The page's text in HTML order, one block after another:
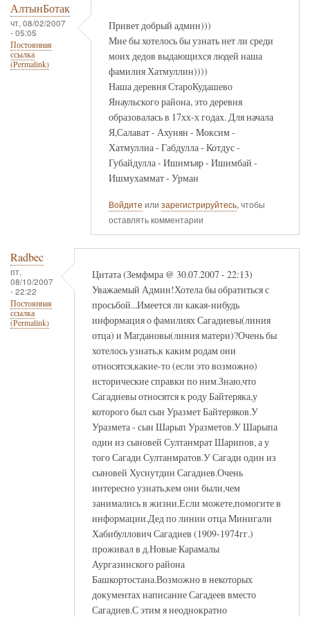
АлтынБотак
чт, 08/02/2007
- 05:05
Постоянная
ссылка
(Permalink)
Привет добрый админ)))
Мне бы хотелось бы узнать нет ли среди
моих дедов выдающихся людей наша
фамилия Хатмуллин))))
Наша деревня СтароКудашево
Янаульского района, это деревня
образовалась в 17хх-х годах. Для начала
Я,Салават - Ахунян - Моксим -
Хатмуллиа - Габдулла - Котдус -
Губайдулла - Ишимъяр - Ишимбай -
Ишмухаммат - Урман
Войдите или зарегистрируйтесь, чтобы
оставлять комментарии
Radbec
пт,
08/10/2007
- 22:22
Постоянная
ссылка
(Permalink)
Цитата (Земфмра @ 30.07.2007 - 22:13)
Уважаемый Админ!Хотела бы обратиться с
просьбой...Имеется ли какая-нибудь
информация о фамилиях Сагадиевы(линия
отца) и Магдановы(линия матери)?Очень бы
хотелось узнать,к каким родам они
относятся,какие-то (если это возможно)
исторические справки по ним.Знаю,что
Сагадиевы относятся к роду Байтеряка,у
которого был сын Уразмет Байтеряков.У
Уразмета - сын Шарып Уразметов.У Шарыпа
один из сыновей Султанмрат Шарипов, а у
того Сагади Султанмратов.У Сагади один из
сыновей Хуснутдин Сагадиев.Очень
интересно узнать,кем они были,чем
занимались в жизни.Если можете,помогите в
информации.Дед по линии отца Минигали
Хабибуллович Сагадиев (1909-1974гг.)
проживал в д.Новые Карамалы
Аургазинского района
Башкортостана.Возможно в некоторых
документах написание Сагадеев вместо
Сагадиев.С этим я неоднократно